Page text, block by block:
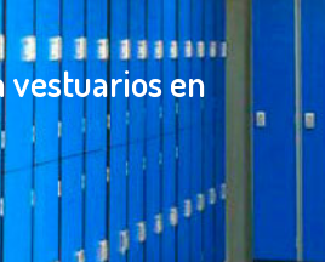
vestuarios en